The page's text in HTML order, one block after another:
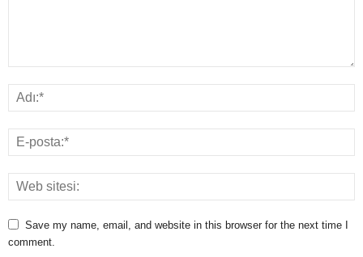
Save my name, email, and website in this browser for the next time I
comment.